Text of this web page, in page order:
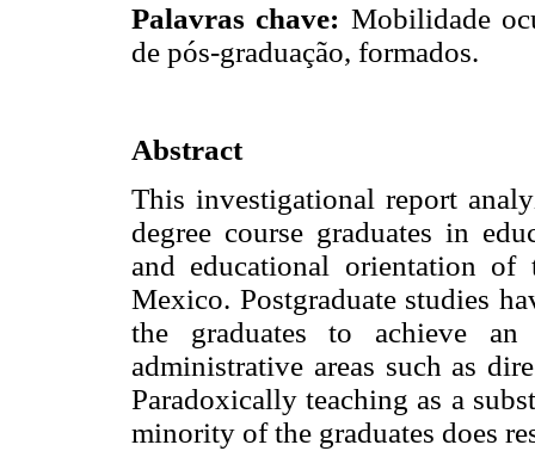
Palavras chave: Mobilidade
de pós-graduação, formados.
Abstract
This investigational report
degree course graduates in
and educational orientation
Mexico. Postgraduate studies
the graduates to achieve
administrative areas such as
Paradoxically teaching as a
minority of the graduates does